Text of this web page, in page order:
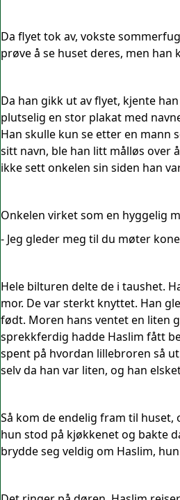
Da flyet tok av, vokste
prøve å se huset deres, men
Da han gikk ut av flyet, kjente
plutselig en stor plakat med
Han skulle kun se etter en mann
sitt navn, ble han litt målløs over
ikke sett onkelen sin siden han
Onkelen virket som en hyggelig
- Jeg gleder meg til du møter
Hele bilturen delte de i taushet.
mor. De var sterkt knyttet. Han
født. Moren hans ventet en liten
sprekkferdig hadde Haslim fått
spent på hvordan lillebroren så
selv da han var liten, og han
Så kom de endelig fram til
hun stod på kjøkkenet og bakte
brydde seg veldig om Haslim,